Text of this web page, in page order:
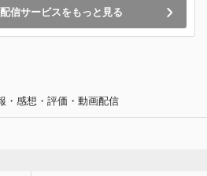
信サービスをもっと見る
・感想・評価・動画配信